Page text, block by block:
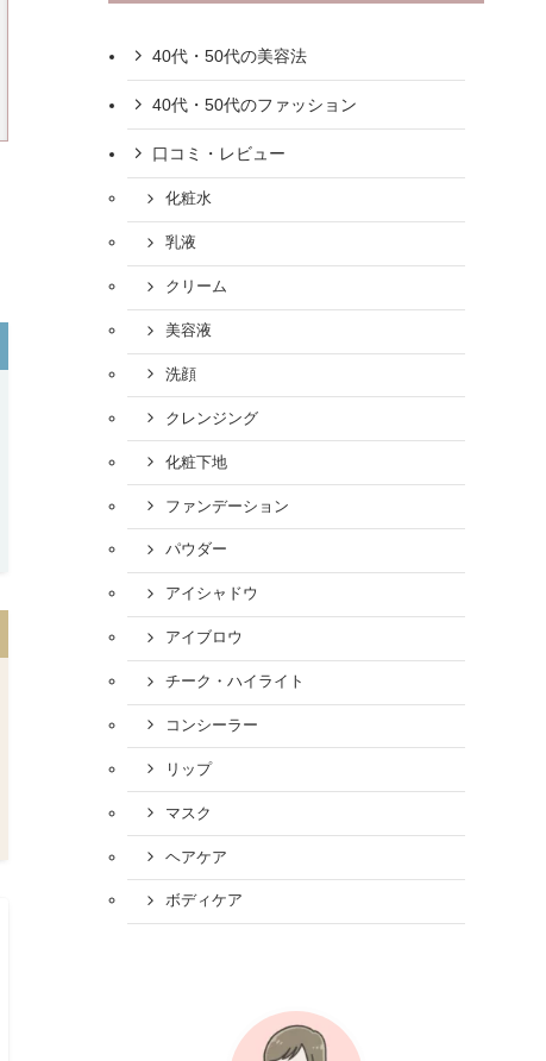
40代・50代の美容法
40代・50代のファッション
口コミ・レビュー
化粧水
乳液
クリーム
美容液
洗顔
クレンジング
化粧下地
ファンデーション
パウダー
アイシャドウ
アイブロウ
チーク・ハイライト
コンシーラー
リップ
マスク
ヘアケア
ボディケア